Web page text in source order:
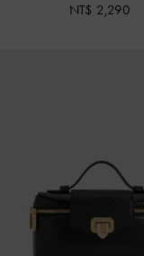
NT$ 2,290